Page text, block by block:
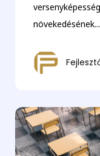
növekedésének...